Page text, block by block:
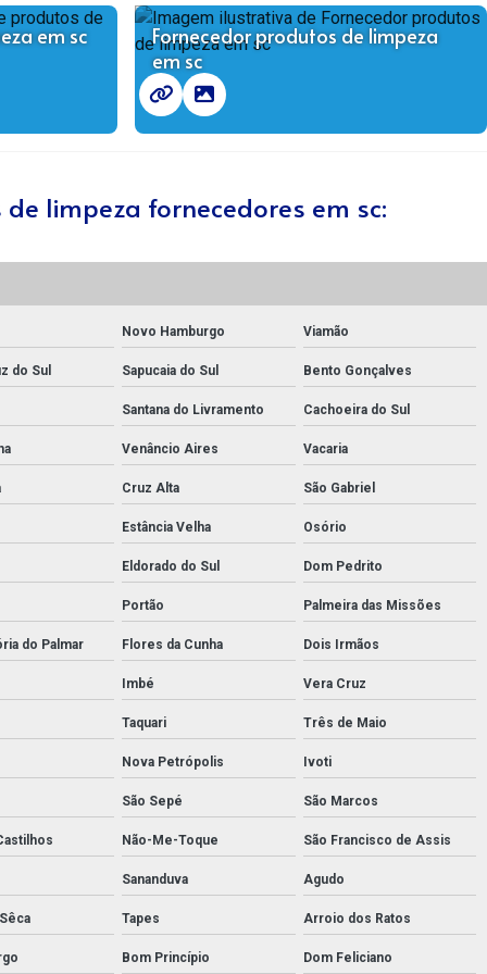
em sc
Fornecedor produtos de limpeza
em sc
limpeza fornecedores em sc:
Novo Hamburgo Viamão
do Sul Sapucaia do Sul Bento Gonçalves
Santana do Livramento Cachoeira do Sul
Venâncio Aires Vacaria
Cruz Alta São Gabriel
Estância Velha Osório
Eldorado do Sul Dom Pedrito
Portão Palmeira das Missões
do Palmar Flores da Cunha Dois Irmãos
Imbé Vera Cruz
Taquari Três de Maio
Nova Petrópolis Ivoti
São Sepé São Marcos
Não-Me-Toque São Francisco de Assis
Sananduva Agudo
Tapes Arroio dos Ratos
Bom Princípio Dom Feliciano